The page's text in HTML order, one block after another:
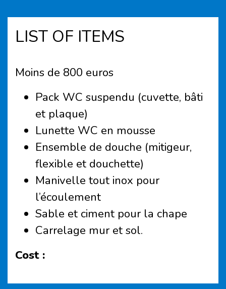
LIST OF ITEMS
Moins de 800 euros
Pack WC suspendu (cuvette, bâti
et plaque)
Lunette WC en mousse
Ensemble de douche (mitigeur,
flexible et douchette)
Manivelle tout inox pour
l’écoulement
Sable et ciment pour la chape
Carrelage mur et sol.
Cost :